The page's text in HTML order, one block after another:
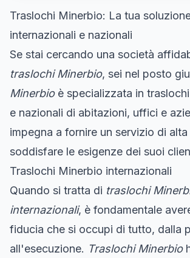
Traslochi Minerbio: La tua
internazionali e nazionali
Se stai cercando una società
traslochi Minerbio, sei nel posto
Minerbioè specializzata in
e nazionali di abitazioni, uffici e
impegna a fornire un servizio di
soddisfare le esigenze dei suoi
Traslochi Minerbio internazionali
Quando si tratta di traslochi
internazionali, è fondamentale
fiducia che si occupi di tutto, dalla
all'esecuzione. Traslochi Minerbio